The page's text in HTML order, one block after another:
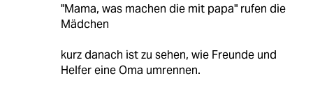
"Mama, was machen die mit papa" rufen die
Mädchen
kurz danach ist zu sehen, wie Freunde und
Helfer eine Oma umrennen.